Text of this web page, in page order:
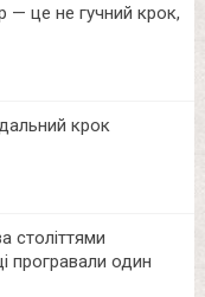
— це не гучний крок,
крок
століттями
програвали один